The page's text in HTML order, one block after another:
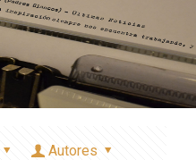
Autores